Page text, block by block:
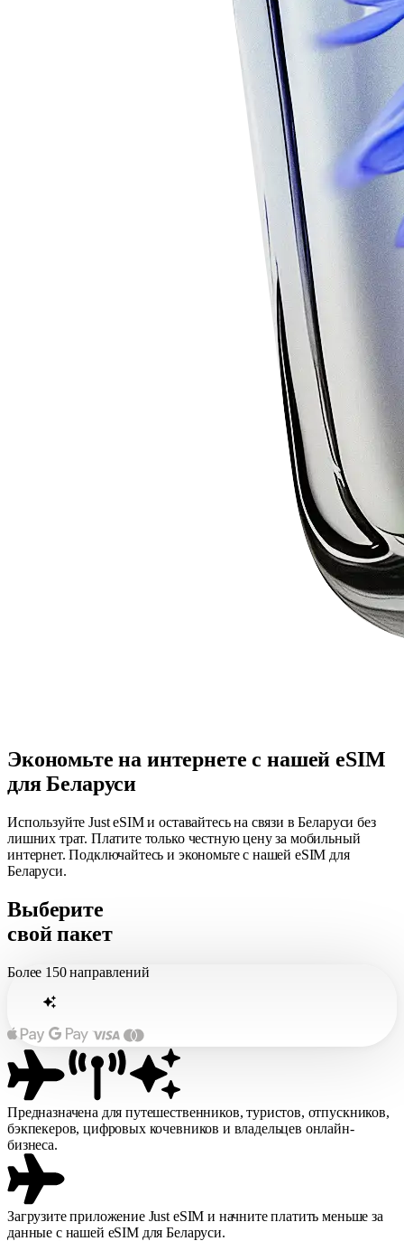
Экономьте на интернете с нашей eSIM
для Беларуси
Используйте Just eSIM и оставайтесь на связи в Беларуси без
лишних трат. Платите только честную цену за мобильный
интернет. Подключайтесь и экономьте с нашей eSIM для
Беларуси.
Выберите
свой пакет
Более 150 направлений
Предназначена для путешественников, туристов, отпускников,
бэкпекеров, цифровых кочевников и владельцев онлайн-
бизнеса.
Загрузите приложение Just eSIM и начните платить меньше за
данные с нашей eSIM для Беларуси.